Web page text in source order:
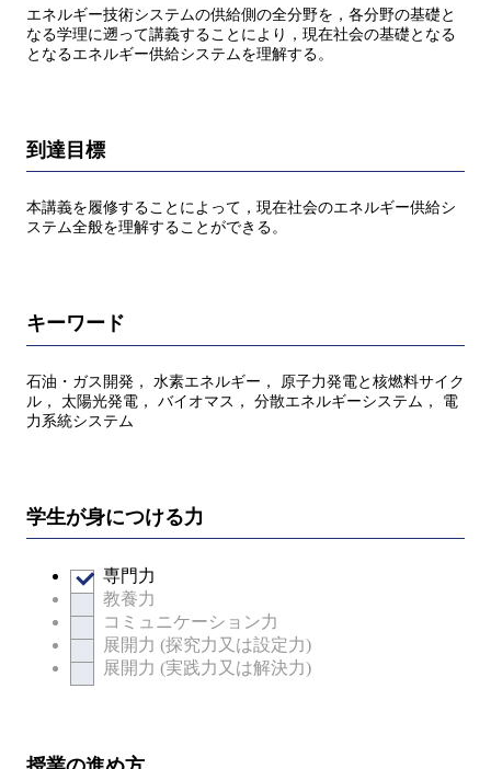
エネルギー技術システムの供給側の全分野を，各分野の基礎と
なる学理に遡って講義することにより，現在社会の基礎となる
となるエネルギー供給システムを理解する。
到達目標
本講義を履修することによって，現在社会のエネルギー供給シ
ステム全般を理解することができる。
キーワード
石油・ガス開発， 水素エネルギー， 原子力発電と核燃料サイク
ル， 太陽光発電， バイオマス， 分散エネルギーシステム， 電
力系統システム
学生が身につける力
専門力
教養力
コミュニケーション力
展開力 (探究力又は設定力)
展開力 (実践力又は解決力)